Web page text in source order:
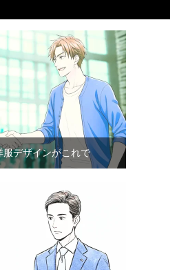
服デザインがこれで